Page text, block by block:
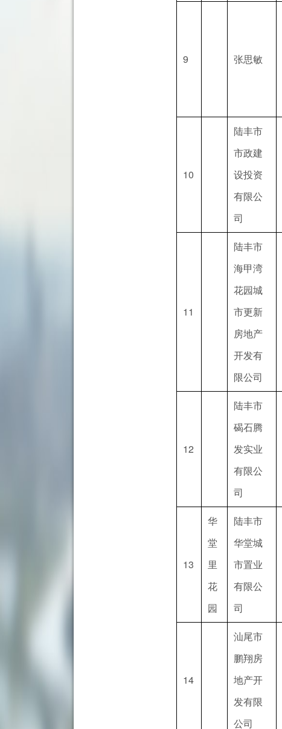
9 张思敏
10
陆丰市
市政建
设投资
有限公
司
11
陆丰市
海甲湾
花园城
市更新
房地产
开发有
限公司
12
陆丰市
碣石腾
发实业
有限公
司
13
华
堂
里
花
园
陆丰市
华堂城
市置业
有限公
司
14
汕尾市
鹏翔房
地产开
发有限
公司